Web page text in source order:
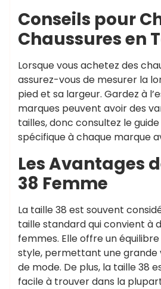
Conseils pour
Chaussures en
Lorsque vous achetez des
assurez-vous de mesurer la
pied et sa largeur. Gardez à
marques peuvent avoir des
tailles, donc consultez le
spécifique à chaque marque
Les Avantages
38 Femme
La taille 38 est souvent
taille standard qui convient à
femmes. Elle offre un
style, permettant une grande
de mode. De plus, la taille 38
facile à trouver dans la